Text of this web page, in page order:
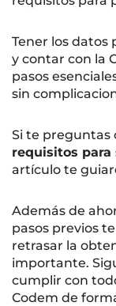
Tener los datos
y contar con la
pasos
sin
Si te preguntas
requisitos para
artículo te
Además de
pasos previos
retrasar la
importante.
cumplir con
Codem de